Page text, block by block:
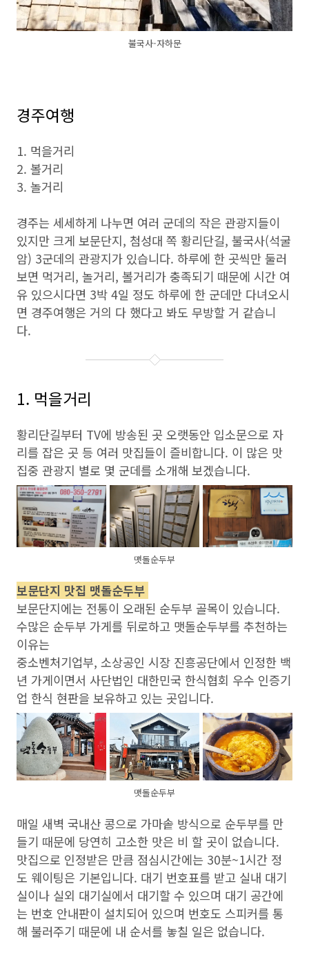
불국사-자하문
경주여행
1. 먹을거리
2. 볼거리
3. 놀거리
경주는 세세하게 나누면 여러 군데의 작은 관광지들이
있지만 크게 보문단지, 첨성대 쪽 황리단길, 불국사(석굴
암) 3군데의 관광지가 있습니다. 하루에 한 곳씩만 둘러
보면 먹거리, 놀거리, 볼거리가 충족되기 때문에 시간 여
유 있으시다면 3박 4일 정도 하루에 한 군데만 다녀오시
면 경주여행은 거의 다 했다고 봐도 무방할 거 같습니
다.
1. 먹을거리
황리단길부터 TV에 방송된 곳 오랫동안 입소문으로 자
리를 잡은 곳 등 여러 맛집들이 즐비합니다. 이 많은 맛
집중 관광지 별로 몇 군데를 소개해 보겠습니다.
맷돌순두부
보문단지 맛집 맷돌순두부
보문단지에는 전통이 오래된 순두부 골목이 있습니다.
수많은 순두부 가게를 뒤로하고 맷돌순두부를 추천하는
이유는
중소벤처기업부, 소상공인 시장 진흥공단에서 인정한 백
년 가게이면서 사단법인 대한민국 한식협회 우수 인증기
업 한식 현판을 보유하고 있는 곳입니다.
맷돌순두부
매일 새벽 국내산 콩으로 가마솥 방식으로 순두부를 만
들기 때문에 당연히 고소한 맛은 비 할 곳이 없습니다.
맛집으로 인정받은 만큼 점심시간에는 30분~1시간 정
도 웨이팅은 기본입니다. 대기 번호표를 받고 실내 대기
실이나 실외 대기실에서 대기할 수 있으며 대기 공간에
는 번호 안내판이 설치되어 있으며 번호도 스피커를 통
해 불러주기 때문에 내 순서를 놓칠 일은 없습니다.